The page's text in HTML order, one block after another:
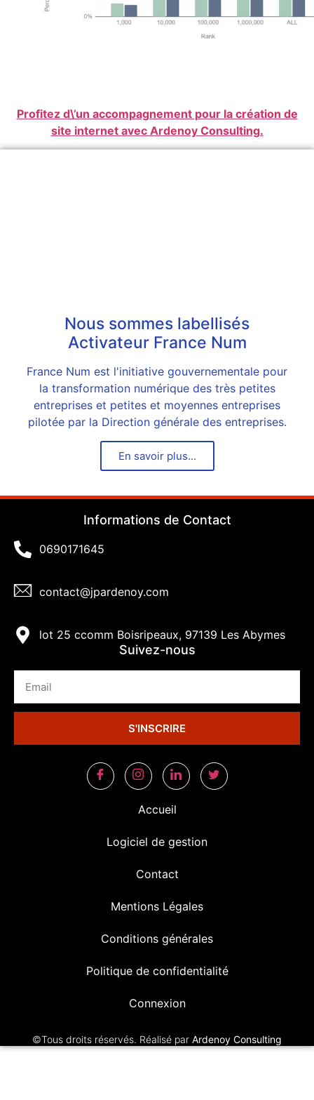
Profitez d\’un accompagnement pour la création de
site internet avec Ardenoy Consulting.
Nous sommes labellisés
Activateur France Num
France Num est l'initiative gouvernementale pour
la transformation numérique des très petites
entreprises et petites et moyennes entreprises
pilotée par la Direction générale des entreprises.
En savoir plus...
Informations de Contact
0690171645
contact@jpardenoy.com
lot 25 ccomm Boisripeaux, 97139 Les Abymes
Suivez-nous
S'INSCRIRE
Accueil
Logiciel de gestion
Contact
Mentions Légales
Conditions générales
Politique de confidentialité
Connexion
©Tous droits réservés. Réalisé par Ardenoy Consulting